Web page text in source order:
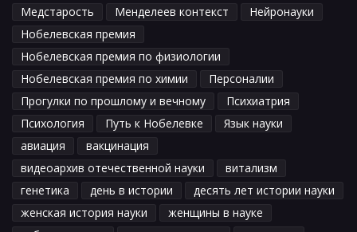
Медстарость
Менделеев контекст
Нейронауки
Нобелевская премия
Нобелевская премия по физиологии
Нобелевская премия по химии
Персоналии
Прогулки по прошлому и вечному
Психиатрия
Психология
Путь к Нобелевке
Язык науки
авиация
вакцинация
видеоархив отечественной науки
витализм
генетика
день в истории
десять лет истории науки
женская история науки
женщины в науке